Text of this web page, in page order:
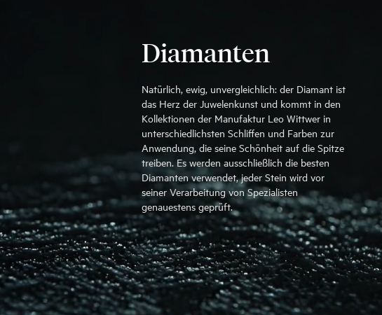
Diamanten
Natürlich, ewig, unvergleichlich: der Diamant ist
das Herz der Juwelenkunst und kommt in den
Kollektionen der Manufaktur Leo Wittwer in
unterschiedlichsten Schliffen und Farben zur
Anwendung, die seine Schönheit auf die Spitze
treiben. Es werden ausschließlich die besten
Diamanten verwendet, jeder Stein wird vor
seiner Verarbeitung von Spezialisten
genauestens geprüft.